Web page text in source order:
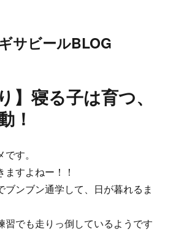
サビールBLOG
】寝る子は育つ、
！
す。
すよねー！！
ブンブン通学して、日が暮れるま
習でも走りっ倒しているようです